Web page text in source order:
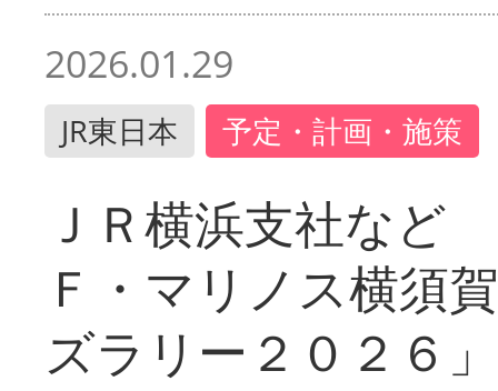
2026.01.29
JR東日本 予定・計画・施策
ＪＲ横浜支社など
Ｆ・マリノス横須
ズラリー２０２６」